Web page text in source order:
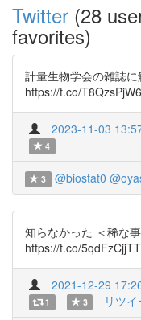
Twitter (28
favorites)
計量生物学会の雑誌に
https://t.co/
2023-11-03
4
3 @biostat0
知らなかった ＜稀な
https://t.co/5qdFzCjjTT
2021-12-29
1 3 リツ